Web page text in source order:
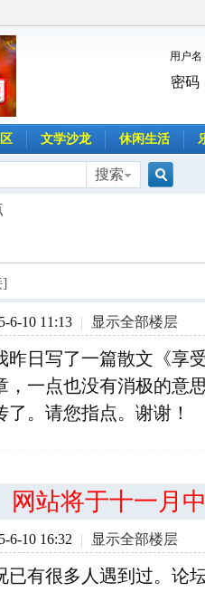
用户名
密码
文学沙龙 休闲生活
搜索
]
6-10 11:13 | 显示全部楼层
昨日写了一篇散文《享
，一点也没有消极的意
。请您指点。谢谢！
网站将于十一月
6-10 16:32 | 显示全部楼层
已有很多人遇到过。论